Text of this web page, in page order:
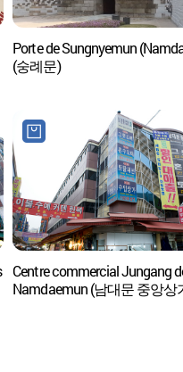
Porte de Sungnyemun
(숭례문)
Centre commercial Jungang
Namdaemun (남대문 중앙상